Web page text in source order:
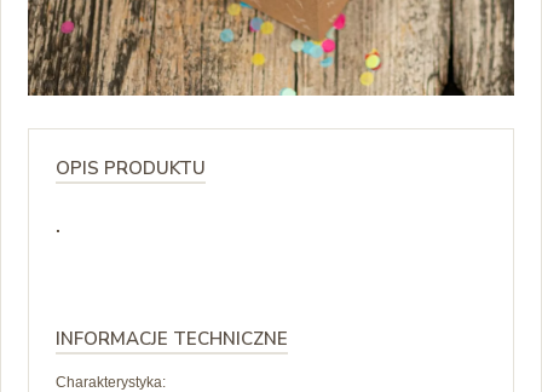
OPIS PRODUKTU
.
INFORMACJE TECHNICZNE
Charakterystyka: